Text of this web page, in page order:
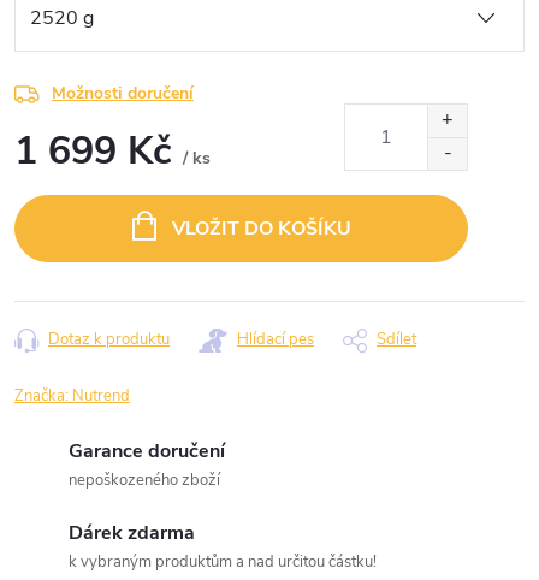
Možnosti doručení
1 699 Kč / ks
cena:
VLOŽIT DO KOŠÍKU
Dotaz k produktu Hlídací pes Sdílet
Značka: Nutrend
Garance doručení
nepoškozeného zboží
Dárek zdarma
k vybraným produktům a nad určitou částku!